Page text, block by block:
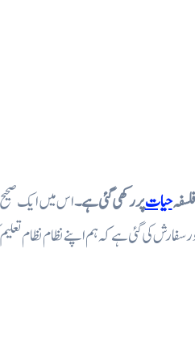
حیاتپر رکھی گئی ہے۔اس میں ایک
سفارش کی گئی ہے کہ ہم اپنے نظام نظام